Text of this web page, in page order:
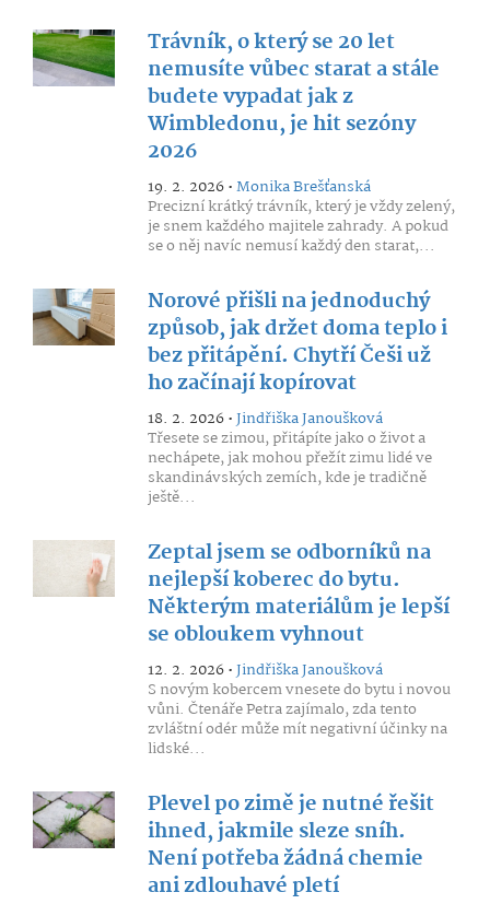
Trávník, o který se 20 let
nemusíte vůbec starat a stále
budete vypadat jak z
Wimbledonu, je hit sezóny
2026
19. 2. 2026 •Monika Brešťanská
Precizní krátký trávník, který je vždy zelený,
je snem každého majitele zahrady. A pokud
se o něj navíc nemusí každý den starat,...
Norové přišli na jednoduchý
způsob, jak držet doma teplo i
bez přitápění. Chytří Češi už
ho začínají kopírovat
18. 2. 2026 •Jindřiška Janoušková
Třesete se zimou, přitápíte jako o život a
nechápete, jak mohou přežít zimu lidé ve
skandinávských zemích, kde je tradičně
ještě...
Zeptal jsem se odborníků na
nejlepší koberec do bytu.
Některým materiálům je lepší
se obloukem vyhnout
12. 2. 2026 •Jindřiška Janoušková
S novým kobercem vnesete do bytu i novou
vůni. Čtenáře Petra zajímalo, zda tento
zvláštní odér může mít negativní účinky na
lidské...
Plevel po zimě je nutné řešit
ihned, jakmile sleze sníh.
Není potřeba žádná chemie
ani zdlouhavé pletí